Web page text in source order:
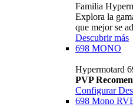
Familia
Explora la
que mejor se
Descubrir más
698 MONO
Hypermotard
PVP
Configurar
698 Mono